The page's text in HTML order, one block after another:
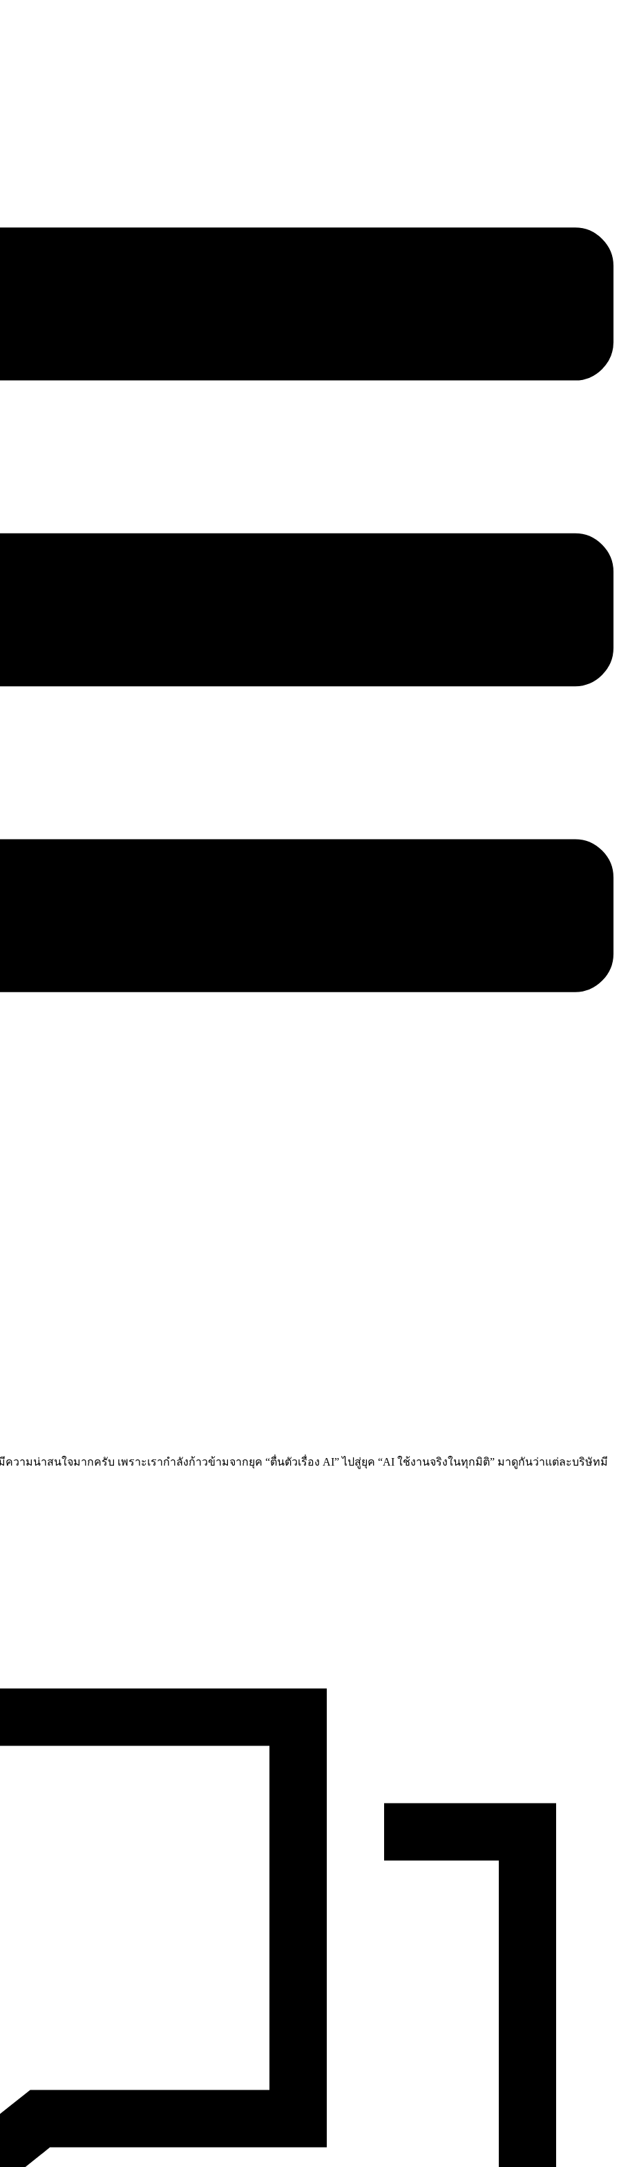
วามน่าสนใจมากครับ เพราะเรากำลังก้าวข้ามจากยุค “ตื่นตัวเรื่อง AI” ไปสู่ยุค “AI ใช้งานจริงในทุกมิติ” มาดูกันว่าแต่ละบริษัทมี